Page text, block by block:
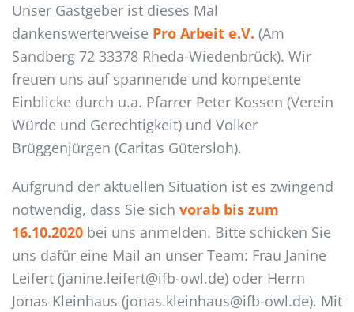
Unser Gastgeber ist dieses Mal
dankenswerterweise Pro Arbeit e.V. (Am
Sandberg 72 33378 Rheda-Wiedenbrück). Wir
freuen uns auf spannende und kompetente
Einblicke durch u.a. Pfarrer Peter Kossen (Verein
Würde und Gerechtigkeit) und Volker
Brüggenjürgen (Caritas Gütersloh).
Aufgrund der aktuellen Situation ist es zwingend
notwendig, dass Sie sich vorab bis zum
16.10.2020 bei uns anmelden. Bitte schicken Sie
uns dafür eine Mail an unser Team: Frau Janine
Leifert (janine.leifert@ifb-owl.de) oder Herrn
Jonas Kleinhaus (jonas.kleinhaus@ifb-owl.de). Mit